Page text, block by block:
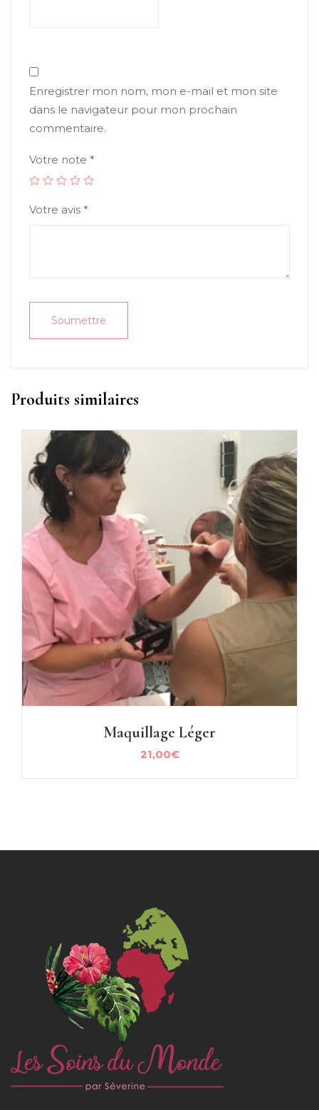
Enregistrer mon nom, mon e-mail et mon site
dans le navigateur pour mon prochain
commentaire.
Votre note *
Votre avis *
Produits similaires
Maquillage Léger
21,00€